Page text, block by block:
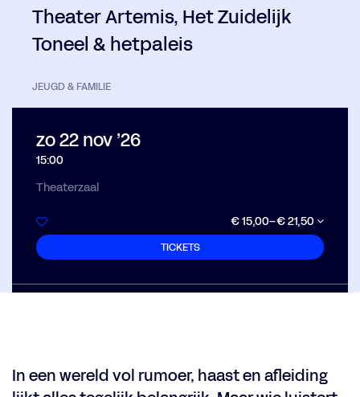
Theater Artemis, Het Zuidelijk
Toneel & hetpaleis
JEUGD & FAMILIE
zo 22 nov ’26
15:00
Theaterzaal
€ 15,00–€ 21,50
TICKETS
In een wereld vol rumoer, haast en afleiding